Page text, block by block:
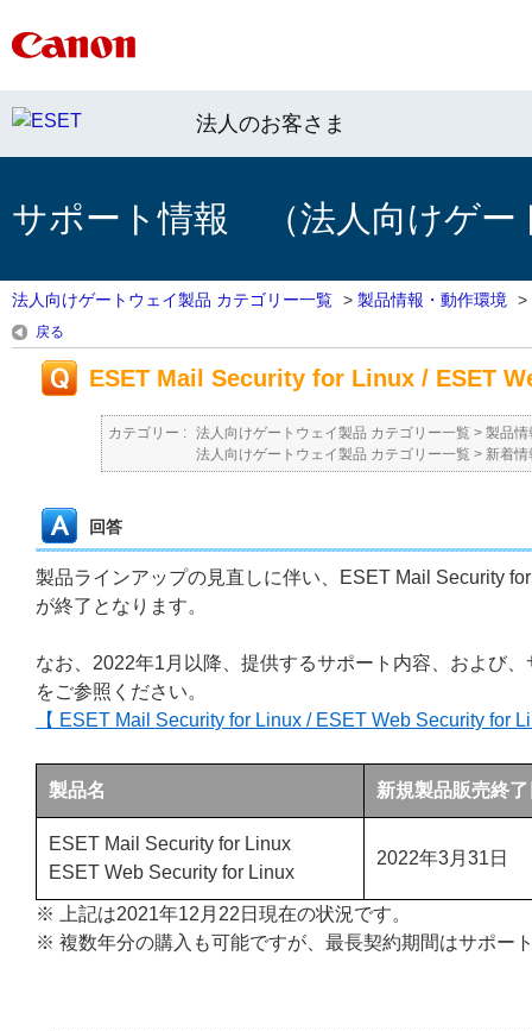
法人のお客さま
サポート情報 （法人向けゲー
法人向けゲートウェイ製品 カテゴリー一覧 > 製品情報・動作環境 >
戻る
ESET Mail Security for Linux / ESET
カテゴリー : 法人向けゲートウェイ製品 カテゴリー一覧 > 製品情
法人向けゲートウェイ製品 カテゴリー一覧 > 新着情
回答
製品ラインアップの見直しに伴い、ESET Mail Security
が終了となります。
なお、2022年1月以降、提供するサポート内容、および
をご参照ください。
【 ESET Mail Security for Linux / ESET Web Security for
製品名 新規製品販売終了
ESET Mail Security for Linux
ESET Web Security for Linux
2022年3月31日
※ 上記は2021年12月22日現在の状況です。
※ 複数年分の購入も可能ですが、最長契約期間はサポー